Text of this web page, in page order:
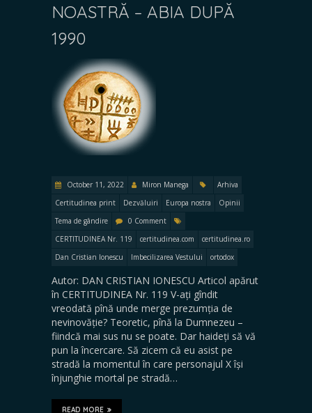
NOASTRĂ – ABIA DUPĂ
1990
October 11, 2022 Miron Manega
Arhiva
Certitudinea print
Dezvăluiri Europa nostra
Opinii
Tema de gândire
0 Comment
CERTITUDINEA Nr. 119
certitudinea.com
certitudinea.ro
Dan Cristian Ionescu
Imbecilizarea Vestului ortodox
Autor: DAN CRISTIAN IONESCU Articol apărut
în CERTITUDINEA Nr. 119 V-ați gîndit
vreodată pînă unde merge prezumția de
nevinovăție? Teoretic, pînă la Dumnezeu –
fiindcă mai sus nu se poate. Dar haideți să vă
pun la încercare. Să zicem că eu asist pe
stradă la momentul în care personajul X își
înjunghie mortal pe stradă…
READ MORE